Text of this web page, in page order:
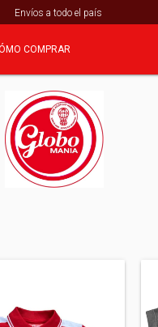
Envíos a todo el país
COMPRAR